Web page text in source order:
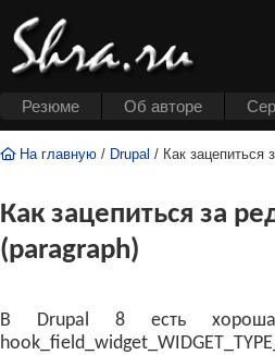
Резюме Об авторе
На главную / Drupal / Как зацепиться
Как зацепиться за
(paragraph)
В Drupal 8 есть